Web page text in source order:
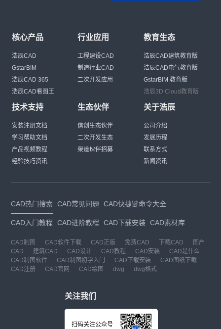
核心产品
浩辰CAD
GstarBIM
浩辰CAD 365
浩辰CAD看图王
行业应用
工程建设CAD
制造行业CAD
二次开发应用
教育生态
浩辰CAD建筑教育版
浩辰CAD电气教育版
GstarBIM 教育版
浩辰3D Cloud教育版
技术支持
安装注册文档
学习帮助文档
产品视频教程
经验技巧资讯
生态伙伴
信创生态伙伴
二次开发生态
渠道伙伴招募
关于浩辰
公司介绍
发展历程
联系方式
新闻资讯
CAD热门搜索 CAD常见问题 CAD快捷键命令大全
CAD入门教程 CAD进阶教程 CAD下载安装 CAD素材库
CAD制图 CAD软件下载 CAD正版 免费CAD 下载CAD
国产
CAD
建筑CAD CAD设计 CAD教程 CAD安装
CAD是什么
CAD制图软件
CAD制图初学入门 CAD下载安装
CAD图纸下载
CAD注册
CAD官网 CAD绘图 dwg dwg格式
关注我们
扫码关注公众号